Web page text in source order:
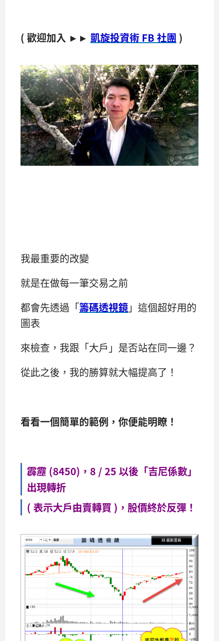
( 歡迎加入 ►► 凱旋投資術 FB 社團 )
我最重要的改變
就是在做每一筆交易之前
都會先透過「籌碼透視鏡」這個超好用的
圖表
來檢查，我跟「大戶」是否站在同一邊？
從此之後，我的勝算就大幅提高了！
看看一個簡單的範例，你便能明瞭！
霹靂 (8450)，8 / 25 以後「吉尼係數」
出現轉折
( 表示大戶由賣轉買 )，股價終於反彈！